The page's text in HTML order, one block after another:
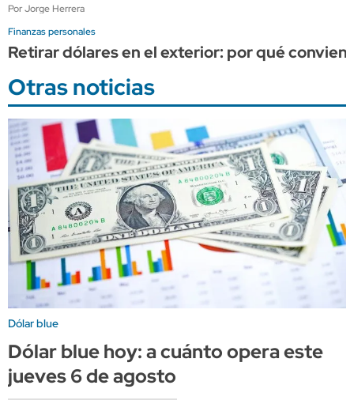
Por Jorge Herrera
Finanzas personales
Retirar dólares en el exterior: por qué
Otras noticias
Dólar blue
Dólar blue hoy: a cuánto opera este
jueves 6 de agosto